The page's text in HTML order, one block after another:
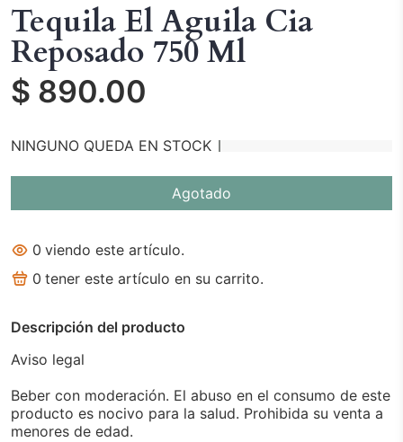
Tequila El Aguila Cia
Reposado 750 Ml
$ 890.00
NINGUNO QUEDA EN STOCK
Agotado
0 viendo este artículo.
0 tener este artículo en su carrito.
Descripción del producto
Aviso legal
Beber con moderación. El abuso en el consumo de este
producto es nocivo para la salud. Prohibida su venta a
menores de edad.